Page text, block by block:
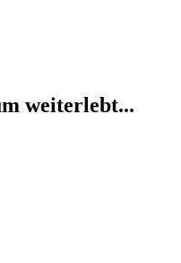
weiterlebt...